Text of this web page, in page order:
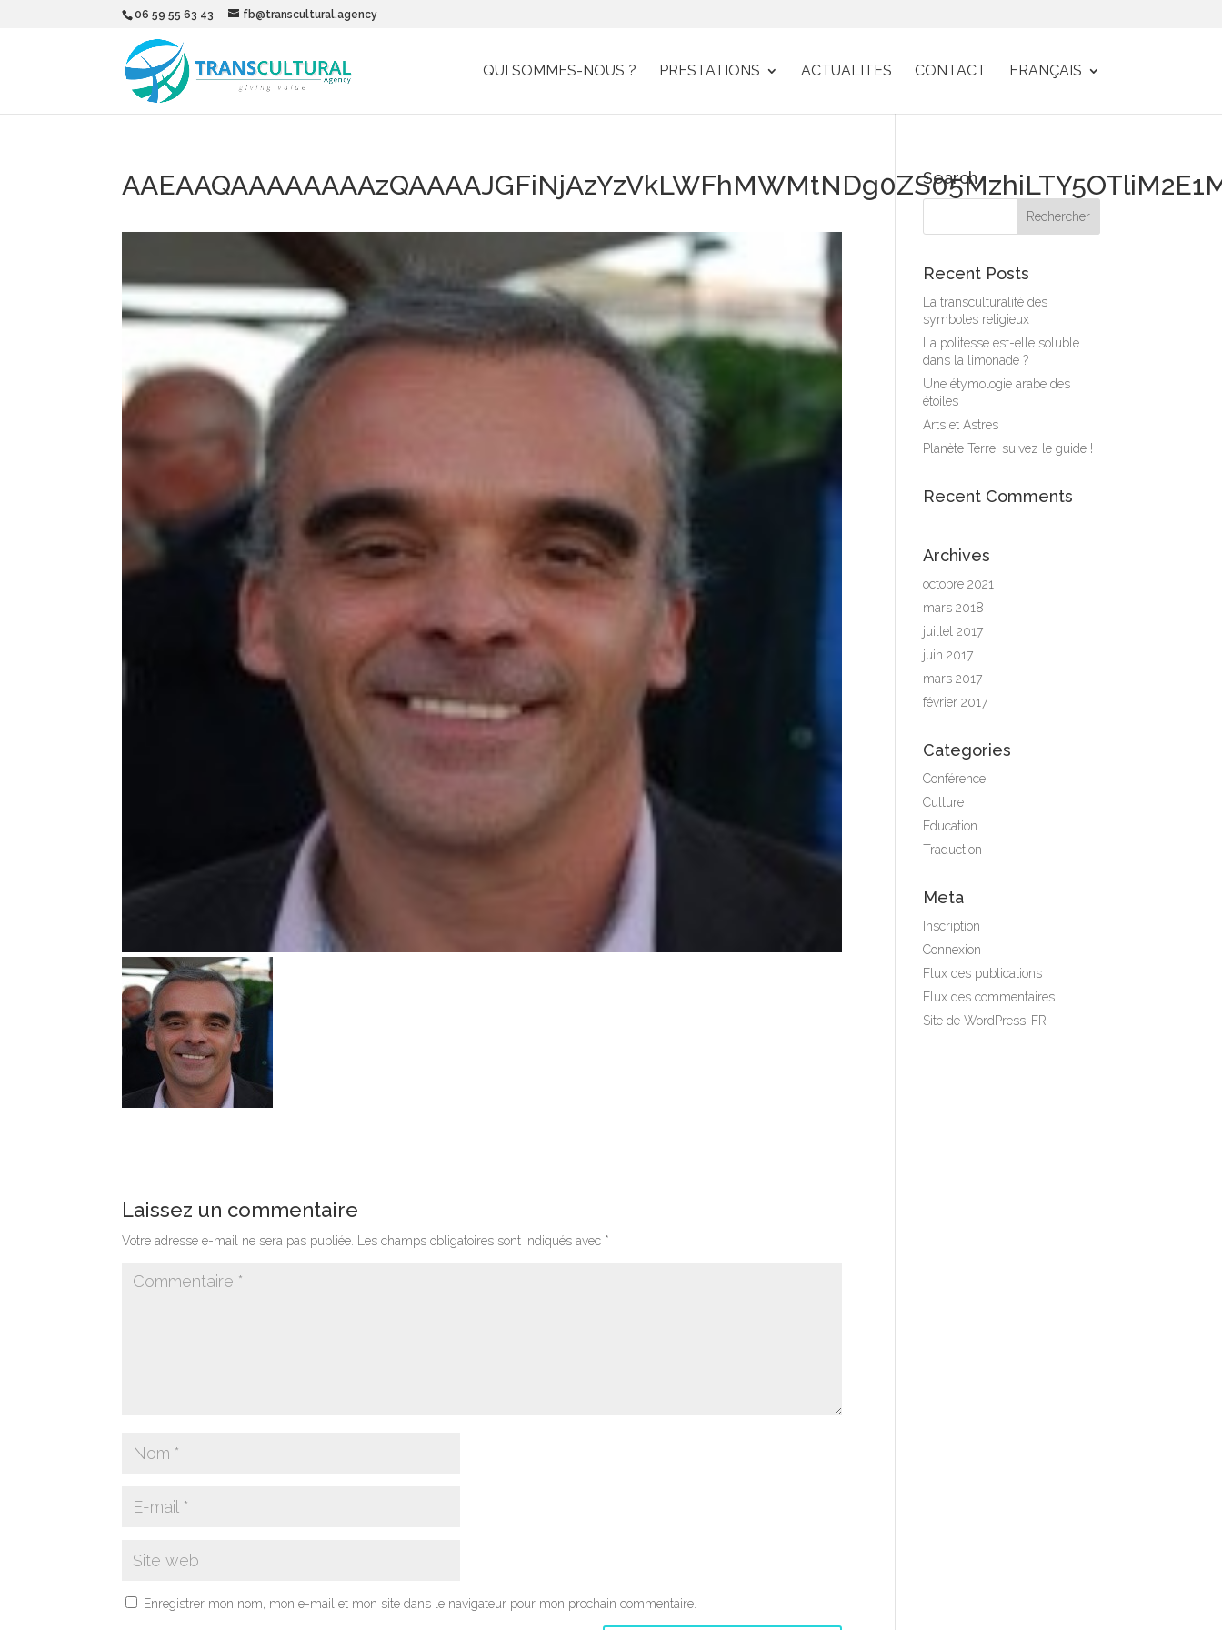
06 59 55 63 43 fb@transcultural.agency
QUI SOMMES-NOUS ? PRESTATIONS ACTUALITES CONTACT FRANÇAIS
Laissez un commentaire
Votre adresse e-mail ne sera pas publiée. Les champs obligatoires sont indiqués avec *
Enregistrer mon nom, mon e-mail et mon site dans le navigateur pour mon prochain commentaire.
Search
Recent Posts
La transculturalité des
symboles religieux
La politesse est-elle soluble
dans la limonade ?
Une étymologie arabe des
étoiles
Arts et Astres
Planète Terre, suivez le guide !
Recent Comments
Archives
octobre 2021
mars 2018
juillet 2017
juin 2017
mars 2017
février 2017
Categories
Conférence
Culture
Education
Traduction
Meta
Inscription
Connexion
Flux des publications
Flux des commentaires
Site de WordPress-FR